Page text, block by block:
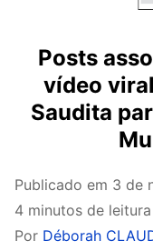
Posts
vídeo
Saudita
Publicado em 3 de
4 minutos de leitura
Por Déborah